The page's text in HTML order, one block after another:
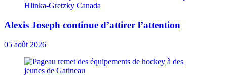
Alexis Joseph continue d’attirer l’attention
05 août 2026